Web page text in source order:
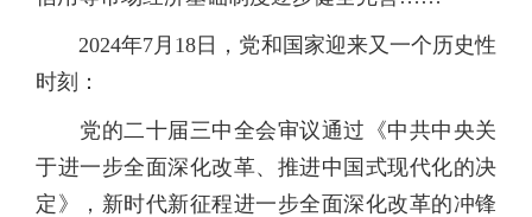
2024年7月18日，党和国家迎来又一个历史性
时刻：
党的二十届三中全会审议通过《中共中央关
于进一步全面深化改革、推进中国式现代化的决
定》，新时代新征程进一步全面深化改革的冲锋